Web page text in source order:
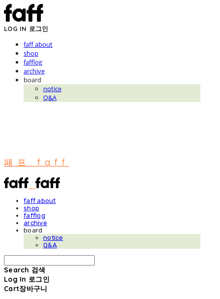
LOG IN 로그인
faff about
shop
fafflog
archive
board
notice
Q&A
패프 faff
faff about
shop
fafflog
archive
board
notice
Q&A
Search 검색
Log In 로그인
Cart장바구니